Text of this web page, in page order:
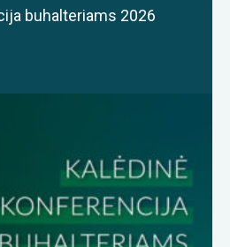
buhalteriams 2026